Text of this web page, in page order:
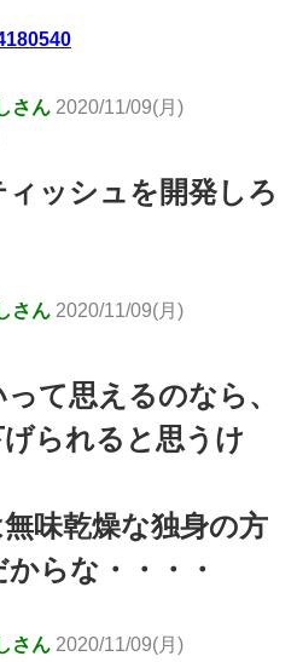
さん 2020/11/09(月)
ッシュを開発しろ
さん 2020/11/09(月)
て思えるのなら、
られると思うけ
味乾燥な独身の方
らな・・・・
さん 2020/11/09(月)